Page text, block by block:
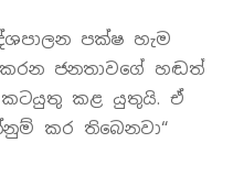
පක්ෂ හැම
ජනතාවගේ හඬත්
කළ යුතුයි. ඒ
කර තිබෙනවා“